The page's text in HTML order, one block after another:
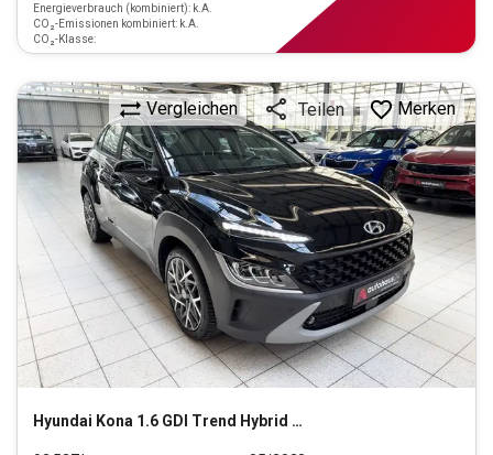
Energieverbrauch (kombiniert): k.A.
CO₂-Emissionen kombiniert: k.A.
CO₂-Klasse:
Hyundai Kona 1.6 GDI Trend Hybrid 2WD (EURO 6d)
Vergleichen Teilen Merken